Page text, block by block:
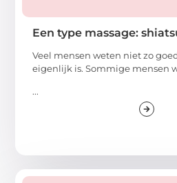
Een type massage:
Veel mensen weten niet zo
eigenlijk is. Sommige mensen
...